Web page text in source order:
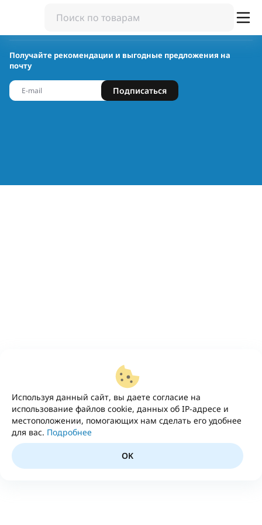
Используя данный сайт, вы даете согласие на
использование файлов cookie, данных об IP-адресе и
местоположении, помогающих нам сделать его удобнее
для вас. Подробнее
OK
Получайте рекомендации и выгодные предложения на
почту
Подписаться